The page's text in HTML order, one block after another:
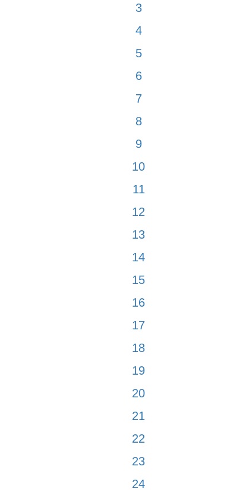
3
4
5
6
7
8
9
10
11
12
13
14
15
16
17
18
19
20
21
22
23
24